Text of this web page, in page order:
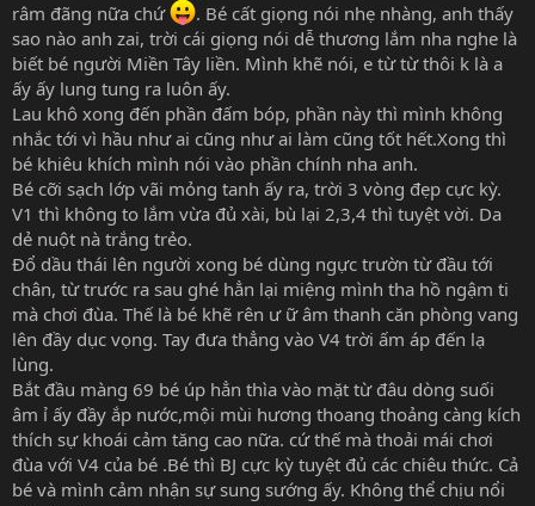
râm đãng nữa chứ
. Bé cất giọng nói nhẹ nhàng, anh thấy
sao nào anh zai, trời cái giọng nói dễ thương lắm nha nghe là
biết bé người Miền Tây liền. Mình khẽ nói, e từ từ thôi k là a
ấy ấy lung tung ra luôn ấy.
Lau khô xong đến phần đấm bóp, phần này thì mình không
nhắc tới vì hầu như ai cũng như ai làm cũng tốt hết.Xong thì
bé khiêu khích mình nói vào phần chính nha anh.
Bé cỡi sạch lớp vãi mỏng tanh ấy ra, trời 3 vòng đẹp cực kỳ.
V1 thì không to lắm vừa đủ xài, bù lại 2,3,4 thì tuyệt vời. Da
dẻ nuột nà trắng trẻo.
Đổ dầu thái lên người xong bé dùng ngực trườn từ đầu tới
chân, từ trước ra sau ghé hẳn lại miệng mình tha hồ ngậm ti
mà chơi đùa. Thế là bé khẽ rên ư ữ âm thanh căn phòng vang
lên đầy dục vọng. Tay đưa thẳng vào V4 trời ấm áp đến lạ
lùng.
Bắt đầu màng 69 bé úp hẳn thìa vào mặt từ đâu dòng suối
âm ỉ ấy đầy ắp nước,mội mùi hương thoang thoảng càng kích
thích sự khoái cảm tăng cao nữa. cứ thế mà thoải mái chơi
đùa với V4 của bé .Bé thì BJ cực kỳ tuyệt đủ các chiêu thức. Cả
bé và mình cảm nhận sự sung sướng ấy. Không thể chịu nổi